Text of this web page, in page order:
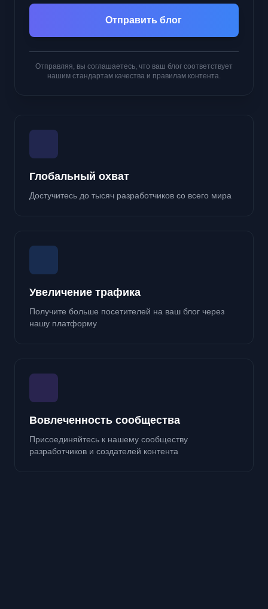
Отправить блог
Отправляя, вы соглашаетесь, что ваш блог соответствует
нашим стандартам качества и правилам контента.
Глобальный охват
Достучитесь до тысяч разработчиков со всего мира
Увеличение трафика
Получите больше посетителей на ваш блог через
нашу платформу
Вовлеченность сообщества
Присоединяйтесь к нашему сообществу
разработчиков и создателей контента